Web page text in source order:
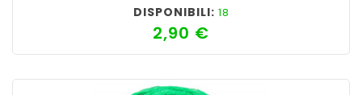
DISPONIBILI: 18
2,90 €